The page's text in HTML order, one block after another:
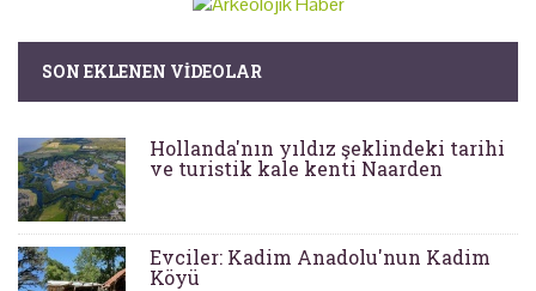
SON EKLENEN VIDEOLAR
Hollanda'nın yıldız şeklindeki tarihi
ve turistik kale kenti Naarden
Evciler: Kadim Anadolu'nun Kadim
Köyü